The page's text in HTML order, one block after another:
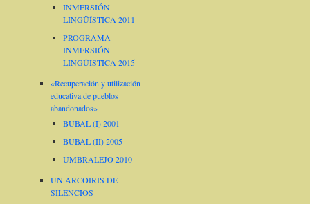
INMERSIÓN
LINGÜÍSTICA 2011
PROGRAMA
INMERSIÓN
LINGÜÍSTICA 2015
«Recuperación y utilización
educativa de pueblos
abandonados»
BÚBAL (I) 2001
BÚBAL (II) 2005
UMBRALEJO 2010
UN ARCOIRIS DE
SILENCIOS